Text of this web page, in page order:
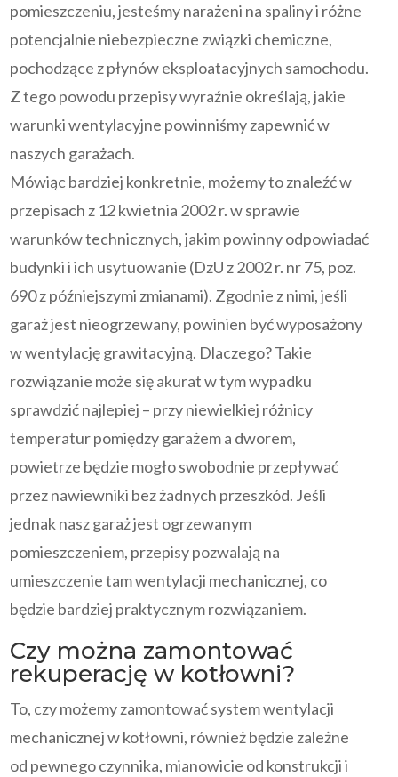
pomieszczeniu, jesteśmy narażeni na spaliny i różne
potencjalnie niebezpieczne związki chemiczne,
pochodzące z płynów eksploatacyjnych samochodu.
Z tego powodu przepisy wyraźnie określają, jakie
warunki wentylacyjne powinniśmy zapewnić w
naszych garażach.
Mówiąc bardziej konkretnie, możemy to znaleźć w
przepisach z 12 kwietnia 2002 r. w sprawie
warunków technicznych, jakim powinny odpowiadać
budynki i ich usytuowanie (DzU z 2002 r. nr 75, poz.
690 z późniejszymi zmianami). Zgodnie z nimi, jeśli
garaż jest nieogrzewany, powinien być wyposażony
w wentylację grawitacyjną. Dlaczego? Takie
rozwiązanie może się akurat w tym wypadku
sprawdzić najlepiej – przy niewielkiej różnicy
temperatur pomiędzy garażem a dworem,
powietrze będzie mogło swobodnie przepływać
przez nawiewniki bez żadnych przeszkód. Jeśli
jednak nasz garaż jest ogrzewanym
pomieszczeniem, przepisy pozwalają na
umieszczenie tam wentylacji mechanicznej, co
będzie bardziej praktycznym rozwiązaniem.
Czy można zamontować
rekuperację w kotłowni?
To, czy możemy zamontować system wentylacji
mechanicznej w kotłowni, również będzie zależne
od pewnego czynnika, mianowicie od konstrukcji i